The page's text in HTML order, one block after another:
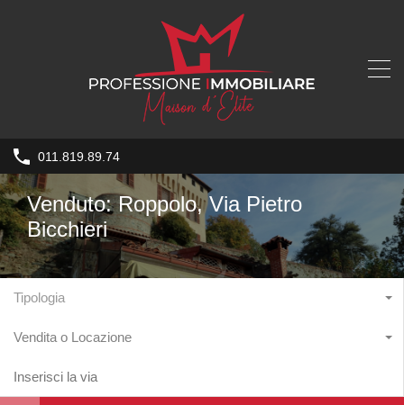
011.819.89.74
Venduto: Roppolo, Via Pietro
Bicchieri
Tipologia
Vendita o Locazione